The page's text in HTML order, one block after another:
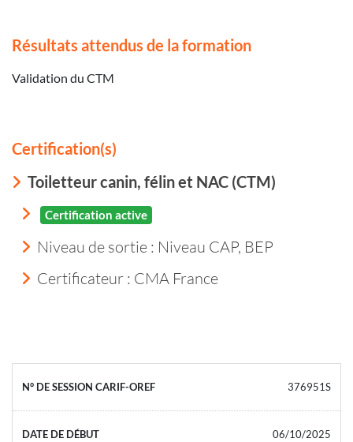
Résultats attendus de la formation
Validation du CTM
Certification(s)
Toiletteur canin, félin et NAC (CTM)
Certification active
Niveau de sortie : Niveau CAP, BEP
Certificateur : CMA France
376951S
06/10/2025